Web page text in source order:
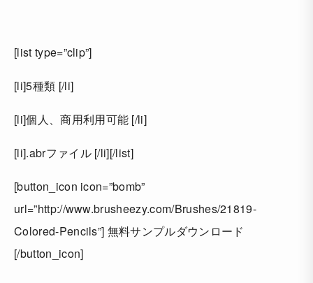
[list type=”clip”]
[li]5種類 [/li]
[li]個人、商用利用可能 [/li]
[li].abrファイル [/li][/list]
[button_icon icon=”bomb”
url=”http://www.brusheezy.com/Brushes/21819-
Colored-Pencils”] 無料サンプルダウンロード
[/button_icon]